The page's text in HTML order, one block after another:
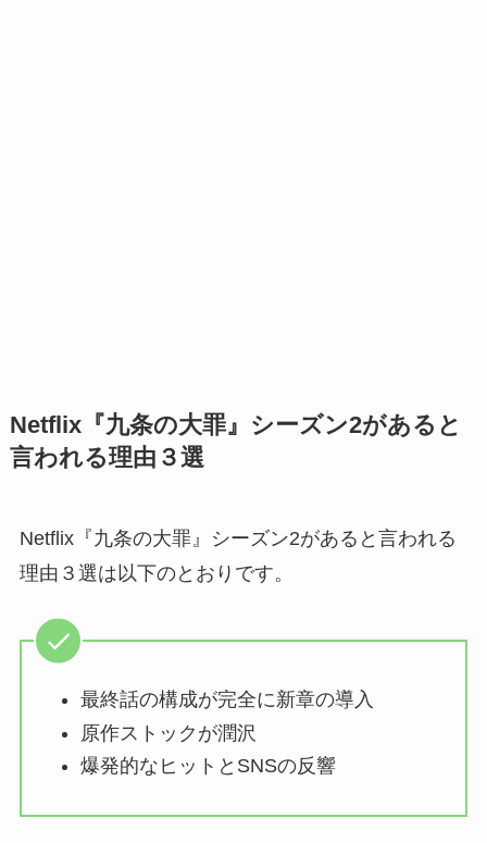
Netflix『九条の大罪』シーズン2があると
言われる理由３選
Netflix『九条の大罪』シーズン2があると言われる
理由３選は以下のとおりです。
最終話の構成が完全に新章の導入
原作ストックが潤沢
爆発的なヒットとSNSの反響